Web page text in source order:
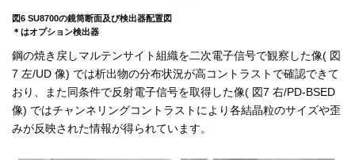
図6 SU8700の鏡筒断面及び検出器配置図
＊はオプション検出器
鋼の焼き戻しマルテンサイト組織を二次電子信号で観察した像( 図
7 左/UD 像) では析出物の分布状況が高コントラストで確認できて
おり、また同条件で反射電子信号を取得した像( 図7 右/PD-BSED
像) ではチャンネリングコントラストにより各結晶粒のサイズや歪
みが反映された情報が得られています。